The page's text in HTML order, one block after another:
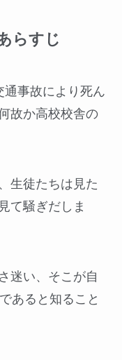
らすじ
通事故により死ん
故か高校校舎の
生徒たちは見た
て騒ぎだしま
迷い、そこが自
あると知ること